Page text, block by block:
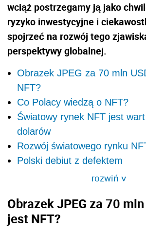
wciąż postrzegamy ją jako
ryzyko inwestycyjne i
spojrzeć na rozwój tego
perspektywy globalnej.
Obrazek JPEG za 70 mln
NFT?
Co Polacy wiedzą o NFT?
Światowy rynek NFT jest
dolarów
Rozwój światowego rynku
Polski debiut z defektem
rozwiń>
Obrazek JPEG za 70
jest NFT?